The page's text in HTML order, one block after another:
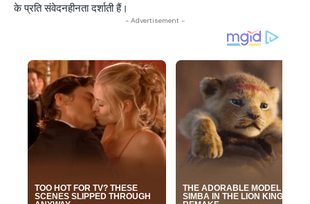
के प्रति संवेदनहीनता दर्शाती हैं।
- Advertisement -